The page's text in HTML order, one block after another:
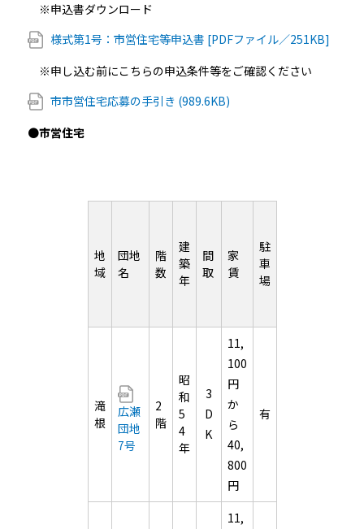
※申込書ダウンロード
様式第1号：市営住宅等申込書 [PDFファイル／251KB]
※申し込む前にこちらの申込条件等をご確認ください
市市営住宅応募の手引き (989.6KB)
●市営住宅
地
域
団地
名
階
数
建
築
年
間
取
家
賃
駐
車
場
滝
根
広瀬
団地
7号
2
階
昭
和
5
4
年
3
D
K
11,
100
円
か
ら
40,
800
円
有
11,